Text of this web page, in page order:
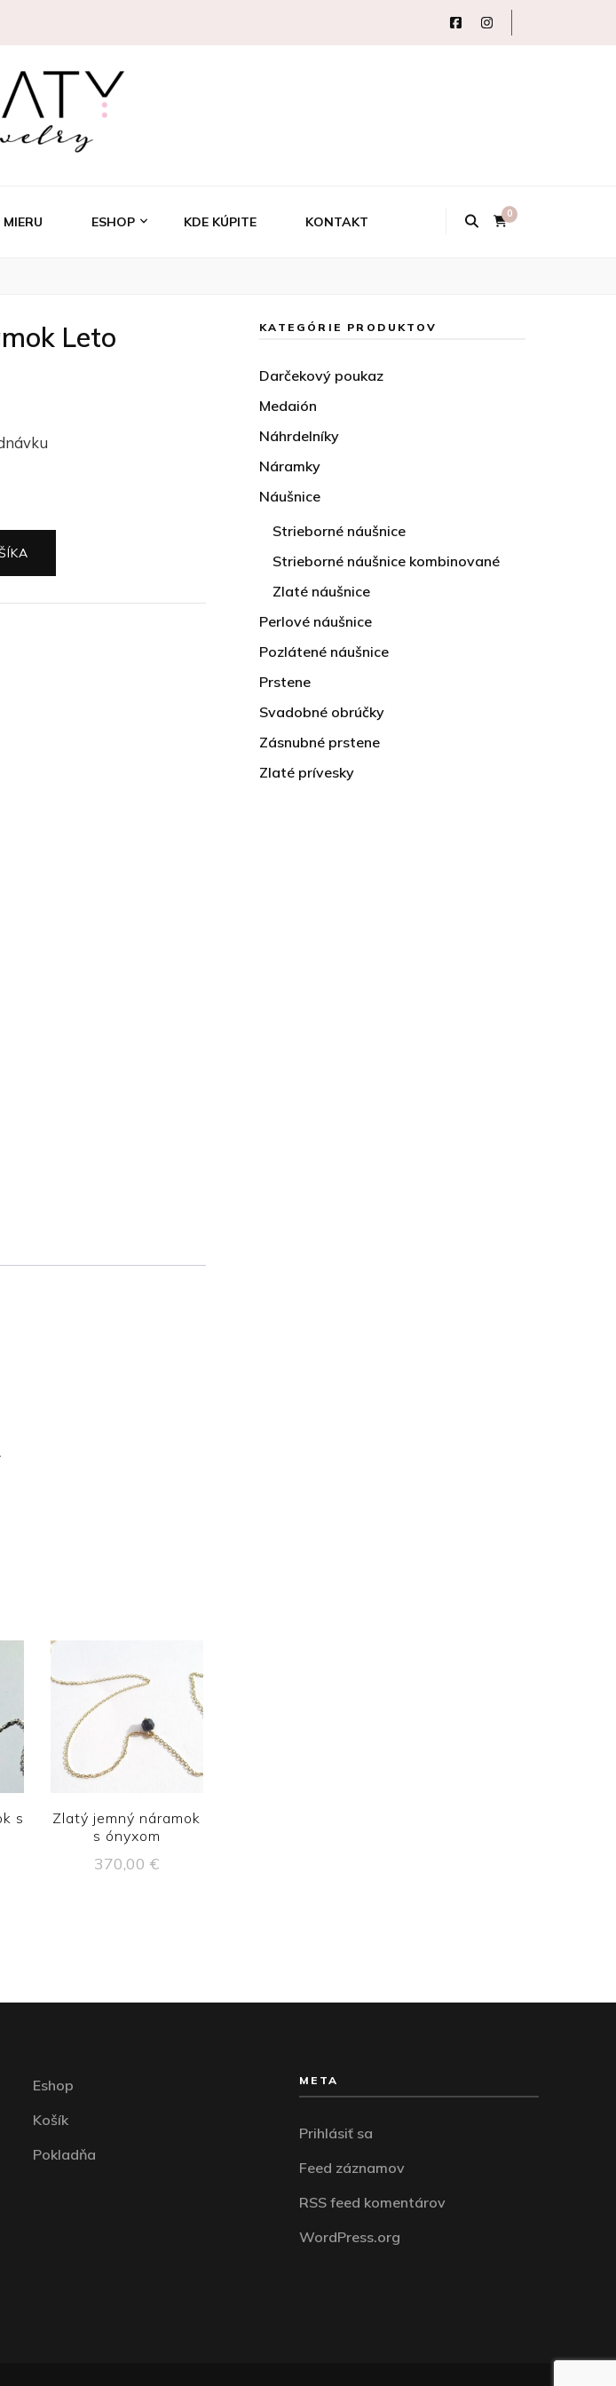
ESHOP KDE KÚPITE KONTAKT
0
Leto
s
Zlatý jemný náramok
s ónyxom
370,00€
KATEGÓRIE PRODUKTOV
Darčekový poukaz
Medaión
Náhrdelníky
Náramky
Náušnice
Strieborné náušnice
Strieborné náušnice kombinované
Zlaté náušnice
Perlové náušnice
Pozlátené náušnice
Prstene
Svadobné obrúčky
Zásnubné prstene
Zlaté prívesky
Eshop
Košík
Pokladňa
META
Prihlásiť sa
Feed záznamov
RSS feed komentárov
WordPress.org